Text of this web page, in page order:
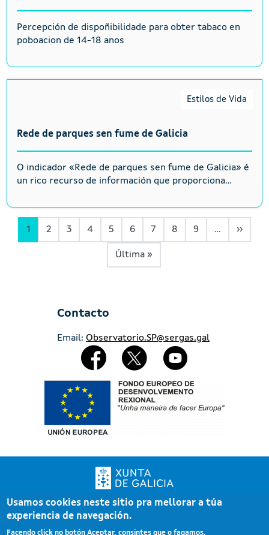
Percepción de dispoñibilidade para obter tabaco en
poboacion de 14-18 anos
Estilos de Vida
Rede de parques sen fume de Galicia
O indicador «Rede de parques sen fume de Galicia» é
un rico recurso de información que proporciona...
1 2 3 4 5 6 7 8 9 … ››
Última »
Contacto
Email: Observatorio.SP@sergas.gal
Redes Sociales
Xunta de Galicia. Información mantida e publicada pola Xunta de Galicia
Pé Atención á cidadanía
Usamos cookies neste sitio pra mellorar a túa
experiencia de navegación.
Facendo click no botón Aceptar, consintes que o fagamos.